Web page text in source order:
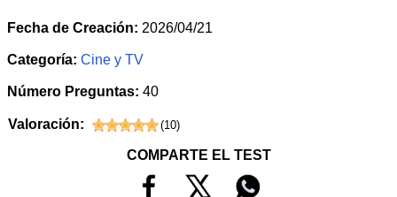
Fecha de Creación: 2026/04/21
Categoría: Cine y TV
Número Preguntas: 40
Valoración: (10)
COMPARTE EL TEST